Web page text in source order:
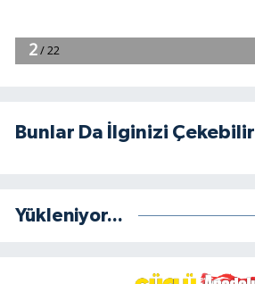
Bunlar Da İlginizi Çekebilir
Yükleniyor...